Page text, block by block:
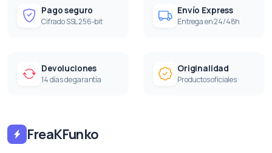
Pago seguro
Cifrado SSL 256-bit
Envío Express
Entrega en 24/48h
Devoluciones
14 días de garantía
Originalidad
Productos oficiales
FreaKFunko